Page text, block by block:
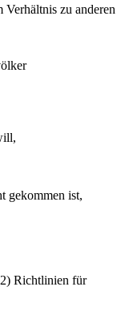
Verhältnis zu anderen
gekommen ist,
Richtlinien für